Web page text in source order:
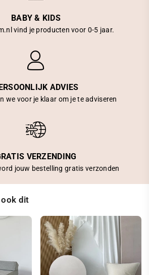
BABY & KIDS
vind je producten voor 0-5 jaar.
ADVIES
we voor je klaar om je te adviseren
VERZENDING
jouw bestelling gratis verzonden
dit